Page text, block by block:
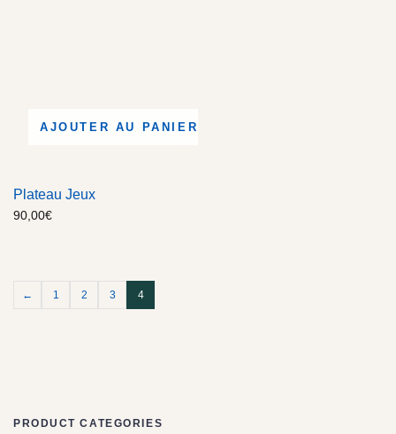
AJOUTER AU PANIER
Plateau Jeux
90,00€
← 1 2 3 4
PRODUCT CATEGORIES